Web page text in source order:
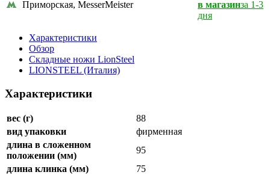
Приморская, MesserMeister
в магазинза 1-3
дня
Характеристики
Обзор
Складные ножи LionSteel
LIONSTEEL (Италия)
Характеристики
вес (г)
88
вид упаковки
фирменная
длина в сложенном
положении (мм)
95
длина клинка (мм)
75